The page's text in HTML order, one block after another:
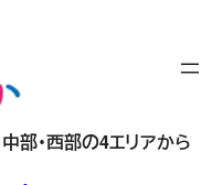
部・西部の4エリアから